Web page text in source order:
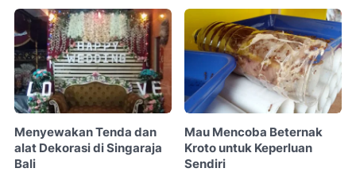
Menyewakan Tenda dan
alat Dekorasi di Singaraja
Bali
Mau Mencoba Beternak
Kroto untuk Keperluan
Sendiri